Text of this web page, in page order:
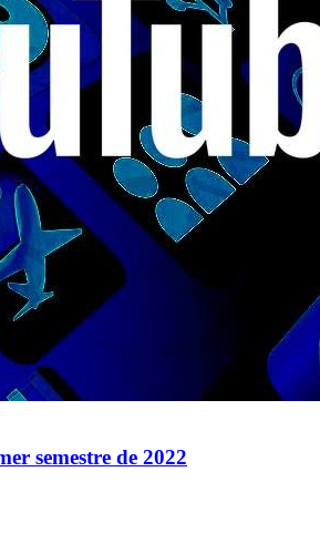
semestre de 2022